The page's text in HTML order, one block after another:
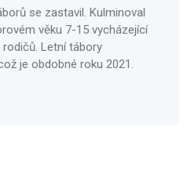
se zastavil. Kulminoval
věku 7-15 vycházející
Letní tábory
je obdobné roku 2021.